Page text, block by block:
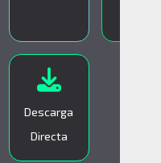
Descarga
Directa